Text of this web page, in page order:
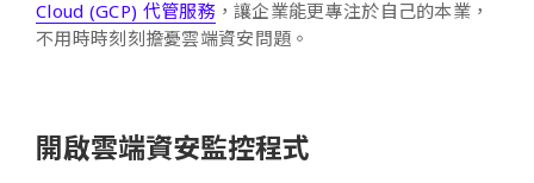
Cloud (GCP) 代管服務 ，讓企業能更專注於自己的本業，
不用時時刻刻擔憂雲端資安問題。
開啟雲端資安監控程式